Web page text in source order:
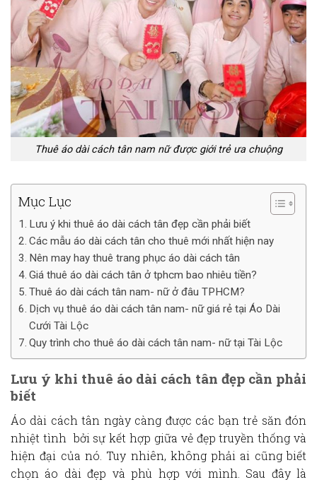
Thuê áo dài cách tân nam nữ được giới trẻ ưa chuộng
Mục Lục
Lưu ý khi thuê áo dài cách tân đẹp cần phải biết
Các mẫu áo dài cách tân cho thuê mới nhất hiện nay
Nên may hay thuê trang phục áo dài cách tân
Giá thuê áo dài cách tân ở tphcm bao nhiêu tiền?
Thuê áo dài cách tân nam- nữ ở đâu TPHCM?
Dịch vụ thuê áo dài cách tân nam- nữ giá rẻ tại Áo Dài
Cưới Tài Lộc
Quy trình cho thuê áo dài cách tân nam- nữ tại Tài Lộc
Lưu ý khi thuê áo dài cách tân đẹp cần phải
biết
Áo dài cách tân ngày càng được các bạn trẻ săn đón
nhiệt tình bởi sự kết hợp giữa vẻ đẹp truyền thống và
hiện đại của nó. Tuy nhiên, không phải ai cũng biết
chọn áo dài đẹp và phù hợp với mình. Sau đây là